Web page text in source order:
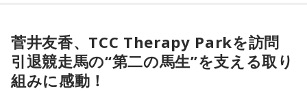
菅井友香、TCC Therapy Parkを訪問
引退競走馬の“第二の馬生”を支える取り
組みに感動！